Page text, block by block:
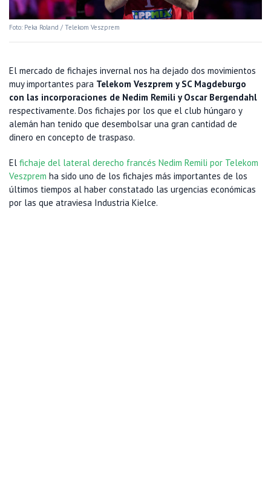
Foto: Peka Roland / Telekom Veszprem
El mercado de fichajes invernal nos ha dejado dos movimientos
muy importantes para Telekom Veszprem y SC Magdeburgo
con las incorporaciones de Nedim Remili y Oscar Bergendahl
respectivamente. Dos fichajes por los que el club húngaro y
alemán han tenido que desembolsar una gran cantidad de
dinero en concepto de traspaso.
El fichaje del lateral derecho francés Nedim Remili por Telekom
Veszprem ha sido uno de los fichajes más importantes de los
últimos tiempos al haber constatado las urgencias económicas
por las que atraviesa Industria Kielce.